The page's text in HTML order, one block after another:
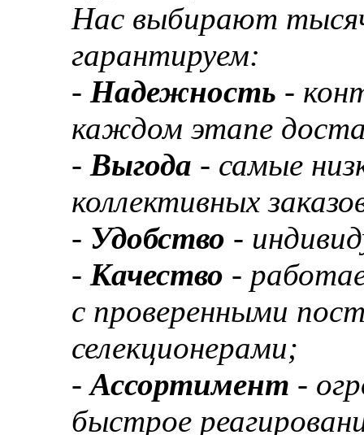
Нас выбирают
гарантируем:
- Надежность -
каждом этапе
- Выгода - самые
коллективных
- Удобство -
- Качество -
с проверенными
селекционерами;
-Ассортимент -
быстрое